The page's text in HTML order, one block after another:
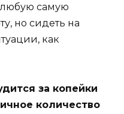
любую самую
но сидеть на
как
за копейки
количество